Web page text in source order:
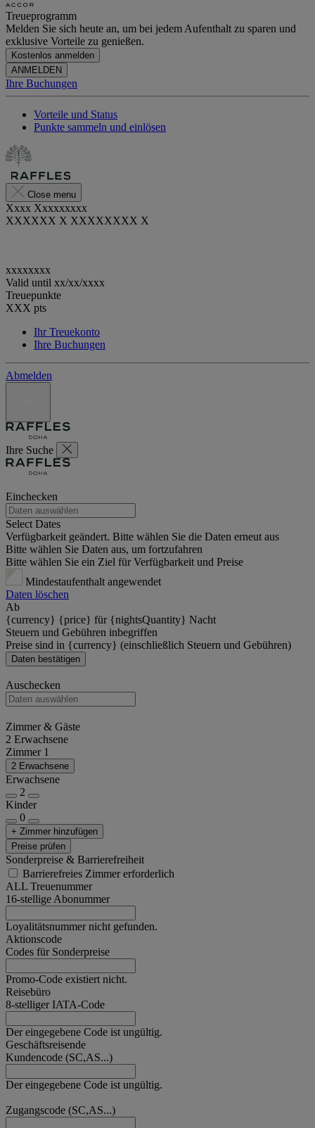
Treueprogramm
Melden Sie sich heute an, um bei jedem Aufenthalt zu sparen und
exklusive Vorteile zu genießen.
Kostenlos anmelden
ANMELDEN
Ihre Buchungen
Vorteile und Status
Punkte sammeln und einlösen
Close menu
Xxxx Xxxxxxxxx
XXXXXX X XXXXXXXX X
xxxxxxxx
Valid until xx/xx/xxxx
Treuepunkte
XXX pts
Ihr Treuekonto
Ihre Buchungen
Abmelden
Ihre Suche
Einchecken
Select Dates
Verfügbarkeit geändert. Bitte wählen Sie die Daten erneut aus
Bitte wählen Sie Daten aus, um fortzufahren
Bitte wählen Sie ein Ziel für Verfügbarkeit und Preise
Mindestaufenthalt angewendet
Daten löschen
Ab
{currency} {price} für {nightsQuantity} Nacht
Steuern und Gebühren inbegriffen
Preise sind in {currency} (einschließlich Steuern und Gebühren)
Daten bestätigen
Auschecken
Zimmer & Gäste
2 Erwachsene
Zimmer 1
2 Erwachsene
Erwachsene
2
Kinder
0
+ Zimmer hinzufügen
Preise prüfen
Sonderpreise & Barrierefreiheit
Barrierefreies Zimmer erforderlich
ALL Treuenummer
16-stellige Abonummer
Loyalitätsnummer nicht gefunden.
Aktionscode
Codes für Sonderpreise
Promo-Code existiert nicht.
Reisebüro
8-stelliger IATA-Code
Der eingegebene Code ist ungültig.
Geschäftsreisende
Kundencode (SC,AS...)
Der eingegebene Code ist ungültig.
Zugangscode (SC,AS...)